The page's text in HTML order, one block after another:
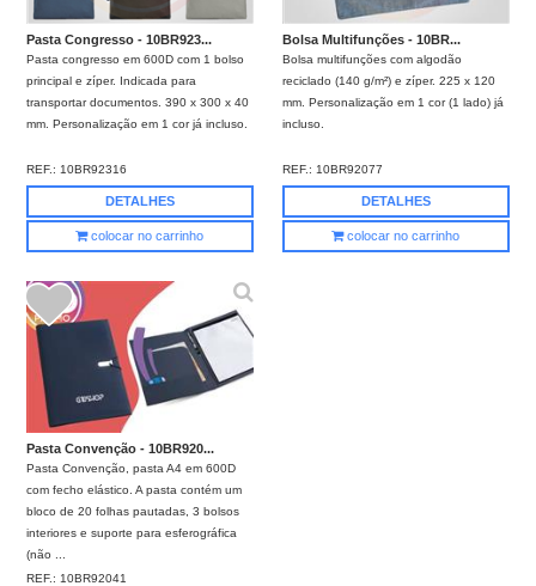
Pasta Congresso - 10BR923...
Pasta congresso em 600D com 1 bolso
principal e zíper. Indicada para
transportar documentos. 390 x 300 x 40
mm. Personalização em 1 cor já incluso.
REF.: 10BR92316
DETALHES
colocar no carrinho
Bolsa Multifunções - 10BR...
Bolsa multifunções com algodão
reciclado (140 g/m²) e zíper. 225 x 120
mm. Personalização em 1 cor (1 lado) já
incluso.
REF.: 10BR92077
DETALHES
colocar no carrinho
Pasta Convenção - 10BR920...
Pasta Convenção, pasta A4 em 600D
com fecho elástico. A pasta contém um
bloco de 20 folhas pautadas, 3 bolsos
interiores e suporte para esferográfica
(não ...
REF.: 10BR92041